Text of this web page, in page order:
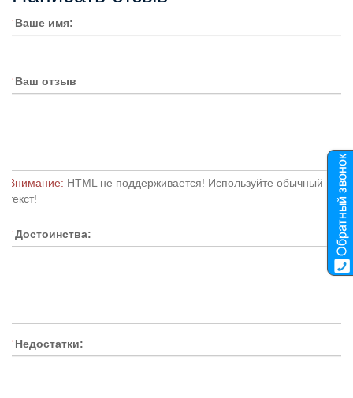
Ваше имя:
Ваш отзыв
Внимание: HTML не поддерживается! Используйте обычный
текст!
Достоинства:
Недостатки: